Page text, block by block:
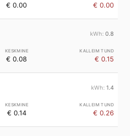
€ 0.00 € 0.00
0.8
€ 0.08 € 0.15
1.4
€ 0.14 € 0.26